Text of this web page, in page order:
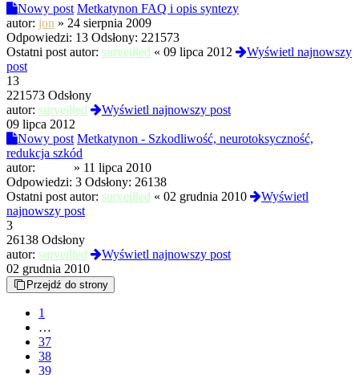
Nowy post Metkatynon FAQ i opis syntezy
autor: jon » 24 sierpnia 2009
Odpowiedzi: 13 Odsłony: 221573
Ostatni post autor: surveilled « 09 lipca 2012
Wyświetl najnowszy
post
13
221573 Odsłony
autor: surveilled
Wyświetl najnowszy post
09 lipca 2012
Nowy post Metkatynon - Szkodliwość, neurotoksyczność,
redukcja szkód
autor:
» 11 lipca 2010
Odpowiedzi: 3 Odsłony: 26138
Ostatni post autor: surveilled « 02 grudnia 2010
Wyświetl
najnowszy post
3
26138 Odsłony
autor: surveilled
Wyświetl najnowszy post
02 grudnia 2010
Przejdź do strony
1
…
37
38
39